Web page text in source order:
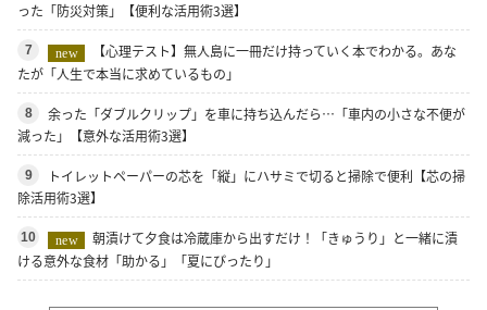
った「防災対策」【便利な活用術3選】
7 new
【心理テスト】無人島に一冊だけ持っていく本でわかる。あな
たが「人生で本当に求めているもの」
8
余った「ダブルクリップ」を車に持ち込んだら…「車内の小さな不便が
減った」【意外な活用術3選】
9
トイレットペーパーの芯を「縦」にハサミで切ると掃除で便利【芯の掃
除活用術3選】
10 new
朝漬けて夕食は冷蔵庫から出すだけ！「きゅうり」と一緒に漬
ける意外な食材「助かる」「夏にぴったり」